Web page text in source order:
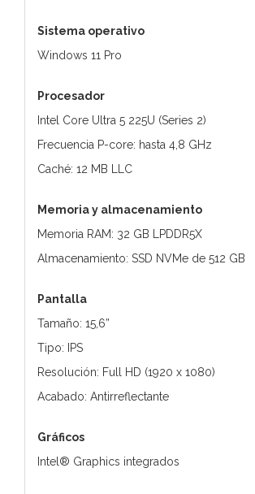
Sistema operativo
Windows 11 Pro
Procesador
Intel Core Ultra 5 225U (Series 2)
Frecuencia P-core: hasta 4,8 GHz
Caché: 12 MB LLC
Memoria y almacenamiento
Memoria RAM: 32 GB LPDDR5X
Almacenamiento: SSD NVMe de 512 GB
Pantalla
Tamaño: 15,6”
Tipo: IPS
Resolución: Full HD (1920 x 1080)
Acabado: Antirreflectante
Gráficos
Intel® Graphics integrados